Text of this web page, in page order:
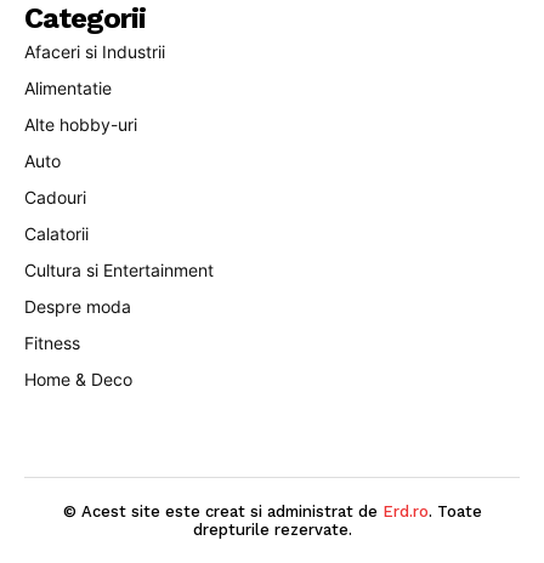
Categorii
Afaceri si Industrii
Alimentatie
Alte hobby-uri
Auto
Cadouri
Calatorii
Cultura si Entertainment
Despre moda
Fitness
Home & Deco
© Acest site este creat si administrat de Erd.ro. Toate
drepturile rezervate.